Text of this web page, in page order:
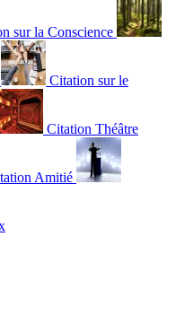
sur la Conscience
Citation sur le
Citation Théâtre
Amitié